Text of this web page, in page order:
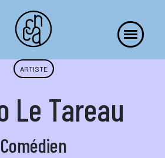
ARTISTE
Le Tareau
Comédien